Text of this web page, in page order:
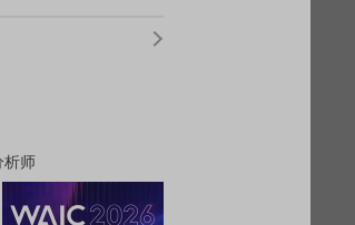
析师